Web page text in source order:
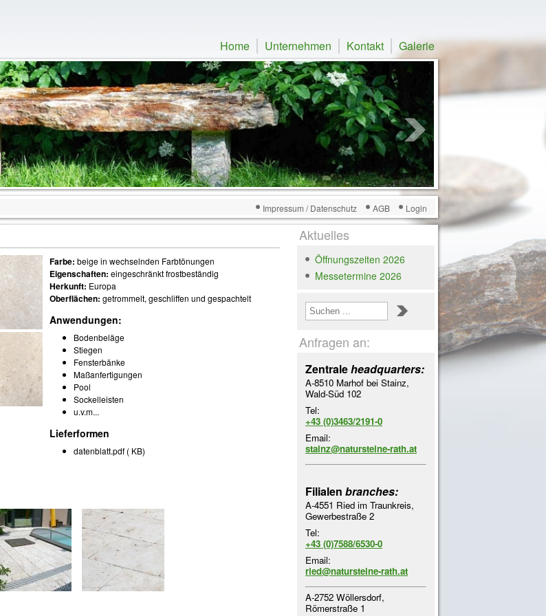
Loading ...
Home Unternehmen Kontakt Galerie
Impressum / Datenschutz AGB Login
Farbe: beige in wechselnden Farbtönungen
Eigenschaften: eingeschränkt frostbeständig
Herkunft: Europa
Oberflächen: getrommelt, geschliffen und gespachtelt
Anwendungen:
Bodenbeläge
Stiegen
Fensterbänke
Maßanfertigungen
Pool
Sockelleisten
u.v.m...
Lieferformen
datenblatt.pdf ( KB)
Aktuelles
Öffnungszeiten 2026
Messetermine 2026
Anfragen an:
Zentraleheadquarters:
A-8510 Marhof bei Stainz,
Wald-Süd 102
Tel:
+43 (0)3463/2191-0
Email:
stainz@natursteine-rath.at
Filialen branches:
A-4551 Ried im Traunkreis,
Gewerbestraße 2
Tel:
+43 (0)7588/6530-0
Email:
ried@natursteine-rath.at
A-2752 Wöllersdorf,
Römerstraße 1